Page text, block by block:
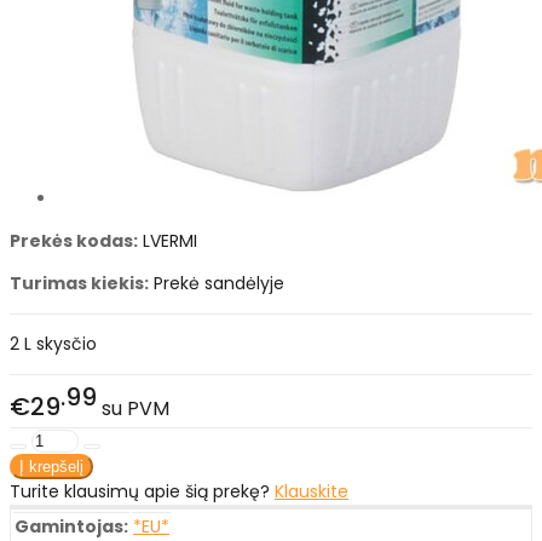
Prekės kodas: LVERMI
Turimas kiekis: Prekė sandėlyje
2 L skysčio
€29 99 su PVM
Turite klausimų apie šią prekę? Klauskite
Gamintojas: *EU*